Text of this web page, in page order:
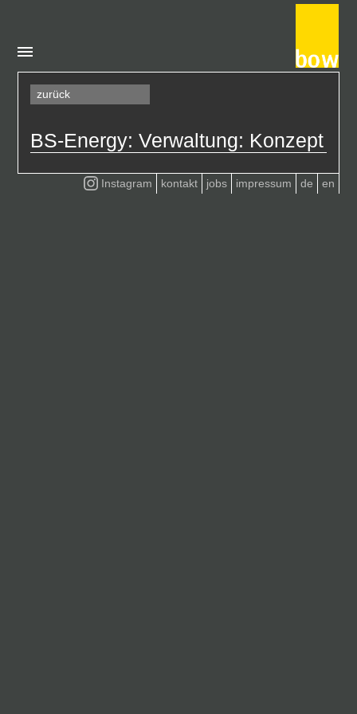
zurück
BS-Energy: Verwaltung: Konzept
kontakt jobs impressum de en
Instagram